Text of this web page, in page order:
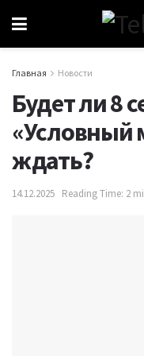
Главная Новости
Будет ли 8
«Условный
ждать?
14.12.2025 Reading Time: 2